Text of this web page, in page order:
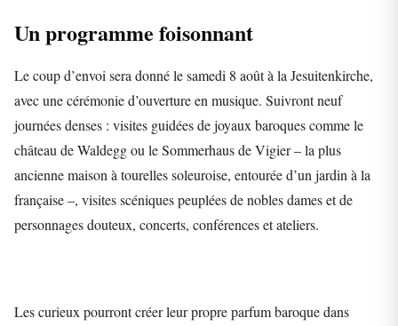
Un programme foisonnant
Le coup d’envoi sera donné le samedi 8 août à la Jesuitenkirche,
avec une cérémonie d’ouverture en musique. Suivront neuf
journées denses : visites guidées de joyaux baroques comme le
château de Waldegg ou le Sommerhaus de Vigier – la plus
ancienne maison à tourelles soleuroise, entourée d’un jardin à la
française –, visites scéniques peuplées de nobles dames et de
personnages douteux, concerts, conférences et ateliers.
Les curieux pourront créer leur propre parfum baroque dans